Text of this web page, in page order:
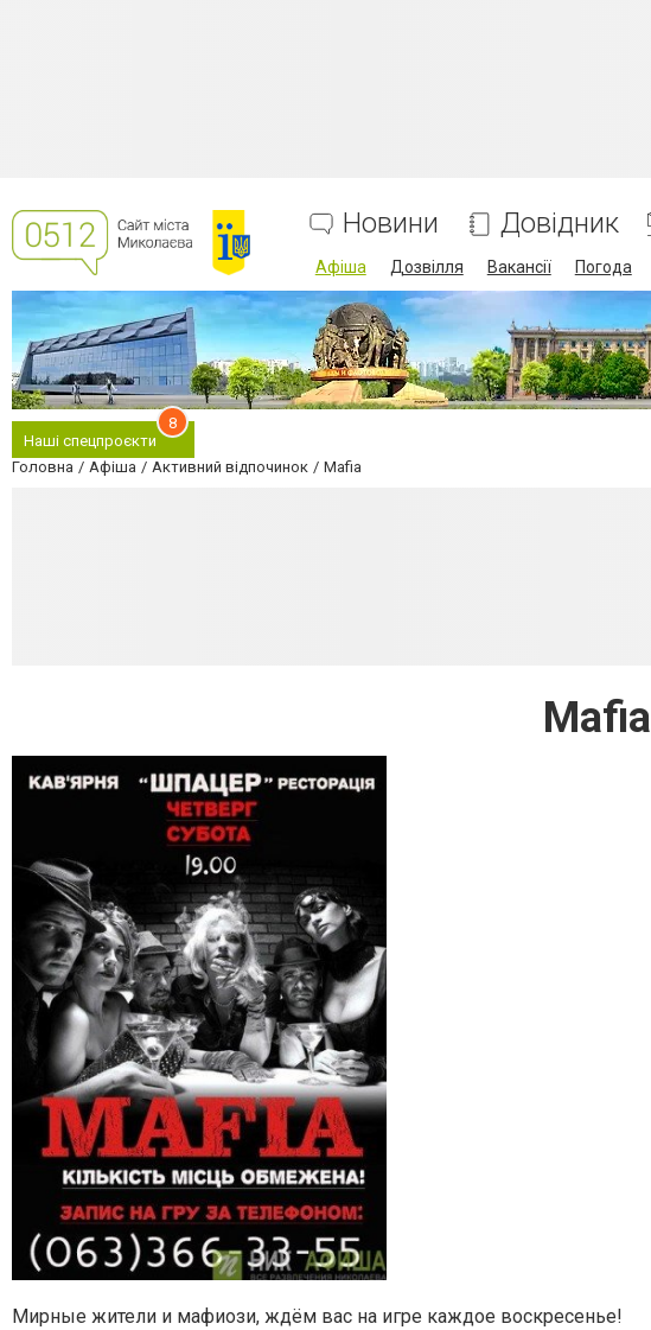
Новини Довідник
Афіша Дозвілля Вакансії Погода
Наші спецпроєкти
8
Головна Афіша Активний відпочинок Mafia
Mafia
Мирные жители и мафиози, ждём вас на игре каждое воскресенье!